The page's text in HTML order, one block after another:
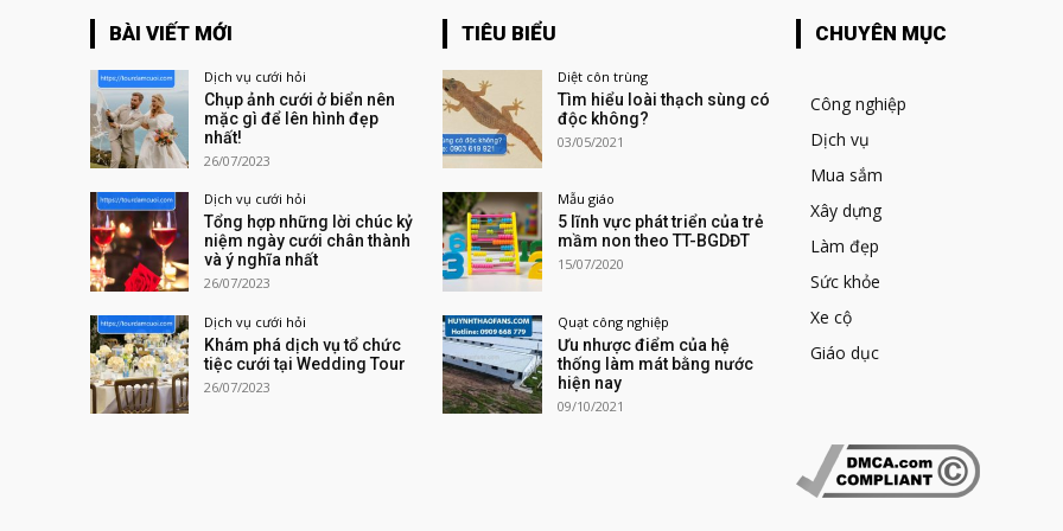
BÀI VIẾT MỚI
Dịch vụ cưới hỏi
Chụp ảnh cưới ở biển nên
mặc gì để lên hình đẹp
nhất!
26/07/2023
Dịch vụ cưới hỏi
Tổng hợp những lời chúc kỷ
niệm ngày cưới chân thành
và ý nghĩa nhất
26/07/2023
Dịch vụ cưới hỏi
Khám phá dịch vụ tổ chức
tiệc cưới tại Wedding Tour
26/07/2023
TIÊU BIỂU
Diệt côn trùng
Tìm hiểu loài thạch sùng có
độc không?
03/05/2021
Mẫu giáo
5 lĩnh vực phát triển của trẻ
mầm non theo TT-BGDĐT
15/07/2020
Quạt công nghiệp
Ưu nhược điểm của hệ
thống làm mát bằng nước
hiện nay
09/10/2021
CHUYÊN MỤC
Công nghiệp
Dịch vụ
Mua sắm
Xây dựng
Làm đẹp
Sức khỏe
Xe cộ
Giáo dục